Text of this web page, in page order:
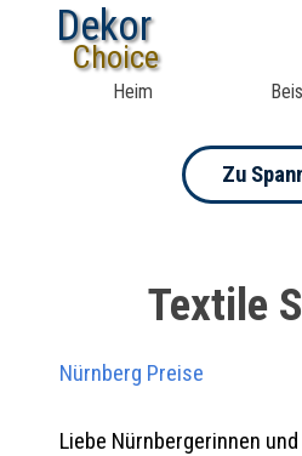
Heim
Dekor
Choice
Zu
Textile
Nürnberg Preise
Liebe Nürnbergerinnen